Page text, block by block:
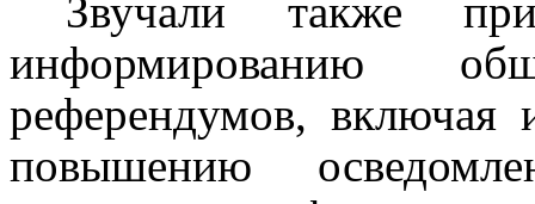
Звучали также
информированию
референдумов,
повышению